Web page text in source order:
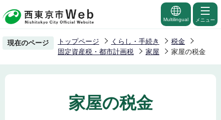
の
ー
Multilingual メニュー
現在のページ トップページ くらし・手続き
税金
固定資産税・都市計画税
家屋 家屋の税金
家屋の税金